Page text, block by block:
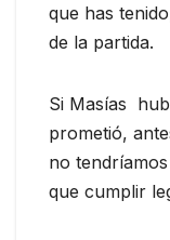
que has
de la partida.
Si Masías
prometió,
no
que cumplir